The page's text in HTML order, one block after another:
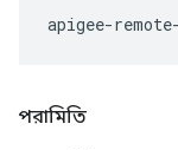
apigee-
পরামিতি